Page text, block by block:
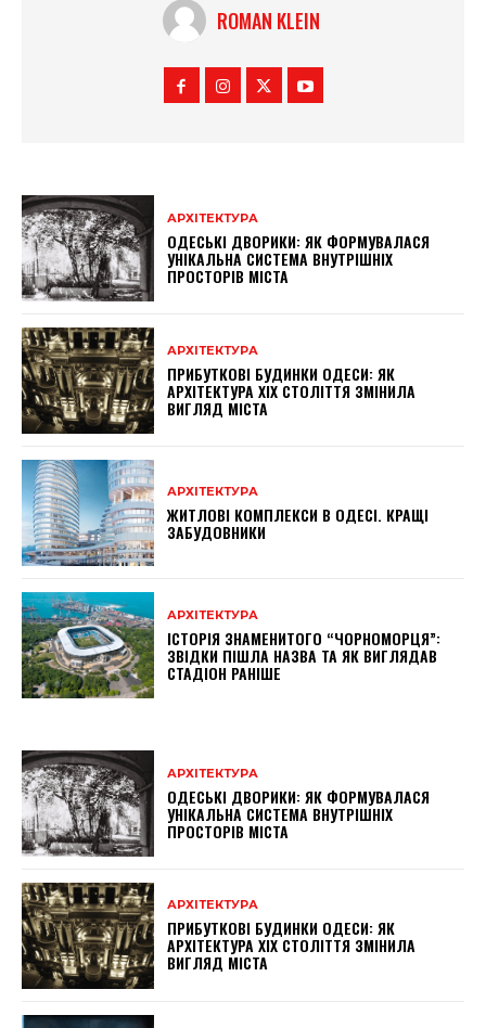
ROMAN KLEIN
АРХІТЕКТУРА
ОДЕСЬКІ ДВОРИКИ: ЯК ФОРМУВАЛАСЯ
УНІКАЛЬНА СИСТЕМА ВНУТРІШНІХ
ПРОСТОРІВ МІСТА
АРХІТЕКТУРА
ПРИБУТКОВІ БУДИНКИ ОДЕСИ: ЯК
АРХІТЕКТУРА XIX СТОЛІТТЯ ЗМІНИЛА
ВИГЛЯД МІСТА
АРХІТЕКТУРА
ЖИТЛОВІ КОМПЛЕКСИ В ОДЕСІ. КРАЩІ
ЗАБУДОВНИКИ
АРХІТЕКТУРА
ІСТОРІЯ ЗНАМЕНИТОГО “ЧОРНОМОРЦЯ”:
ЗВІДКИ ПІШЛА НАЗВА ТА ЯК ВИГЛЯДАВ
СТАДІОН РАНІШЕ
АРХІТЕКТУРА
ОДЕСЬКІ ДВОРИКИ: ЯК ФОРМУВАЛАСЯ
УНІКАЛЬНА СИСТЕМА ВНУТРІШНІХ
ПРОСТОРІВ МІСТА
АРХІТЕКТУРА
ПРИБУТКОВІ БУДИНКИ ОДЕСИ: ЯК
АРХІТЕКТУРА XIX СТОЛІТТЯ ЗМІНИЛА
ВИГЛЯД МІСТА